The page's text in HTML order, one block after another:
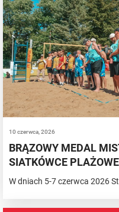
10 czerwca, 2026
BRĄZOWY MEDAL
SIATKÓWCE
W dniach 5-7 czerwca 2026